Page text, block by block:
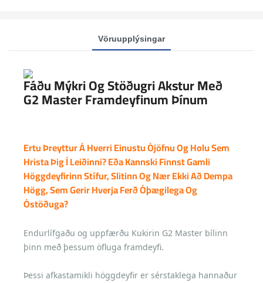
Vöruupplýsingar
Fáðu Mýkri Og Stöðugri Akstur Með
G2 Master Framdeyfinum Þínum
Ertu Þreyttur Á Hverri Einustu Ójöfnu Og Holu Sem
Hrista Þig Í Leiðinni? Eða Kannski Finnst Gamli
Höggdeyfirinn Stífur, Slitinn Og Nær Ekki Að Dempa
Högg, Sem Gerir Hverja Ferð Óþægilega Og
Óstöðuga?
Endurlífgaðu og uppfærðu Kukirin G2 Master bílinn
þinn með þessum öfluga framdeyfi.
Þessi afkastamikli höggdeyfir er sérstaklega hannaður